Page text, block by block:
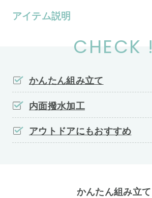
アイテム説明
CHECK !
かんたん組み立て
内面撥水加工
アウトドアにもおすすめ
かんたん組み立て